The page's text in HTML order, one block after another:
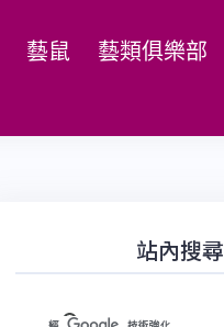
藝鼠 藝類俱樂部
站內搜尋